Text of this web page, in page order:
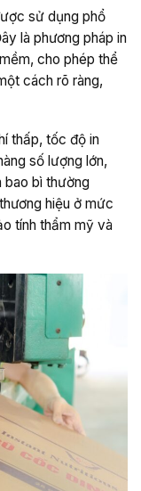
sử dụng phổ
là phương pháp in
cho phép thể
cách rõ ràng,
thấp, tốc độ in
số lượng lớn,
bao bì thường
hiệu ở mức
tính thẩm mỹ và